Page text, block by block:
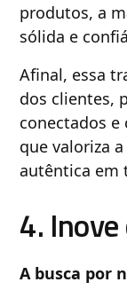
produtos, a
sólida e
Afinal, essa
dos clientes,
conectados
que valoriza
autêntica em
4.
A busca por